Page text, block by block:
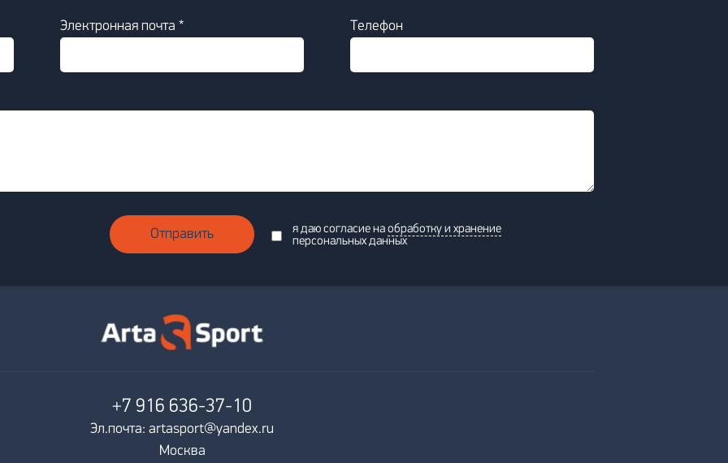
Электронная почта * Телефон
я даю согласие наобработку и хранение
персональных данных
Отправить
+7 916 636-37-10
Эл.почта: artasport@yandex.ru
Москва